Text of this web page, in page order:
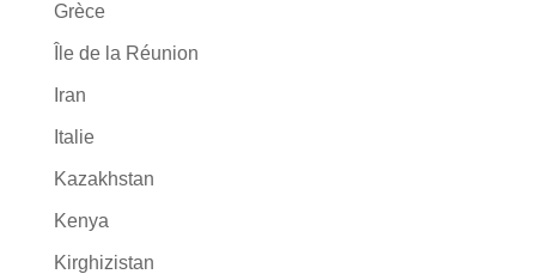
Grèce
Île de la Réunion
Iran
Italie
Kazakhstan
Kenya
Kirghizistan